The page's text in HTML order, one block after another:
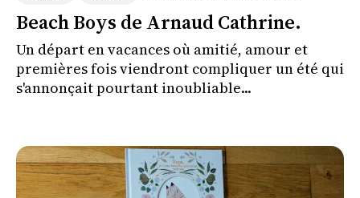
Beach Boys de Arnaud Cathrine.
Un départ en vacances où amitié, amour et
premières fois viendront compliquer un été qui
s'annonçait pourtant inoubliable...